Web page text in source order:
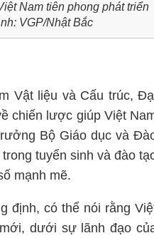
Nam tiên phong phát triển
VGP/Nhật Bắc
Vật liệu và Cấu trúc,
chiến lược giúp Việt
Bộ Giáo dục và
tuyển sinh và đào
mạnh mẽ.
định, có thể nói rằng
dưới sự lãnh đạo